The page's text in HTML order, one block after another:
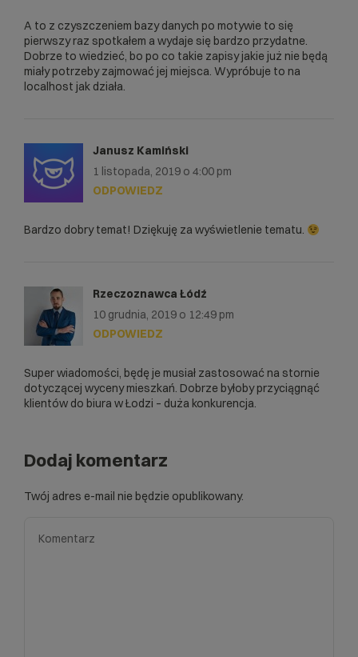
A to z czyszczeniem bazy danych po motywie to się
pierwszy raz spotkałem a wydaje się bardzo przydatne.
Dobrze to wiedzieć, bo po co takie zapisy jakie już nie będą
miały potrzeby zajmować jej miejsca. Wypróbuje to na
localhost jak działa.
Janusz Kamiński
1 listopada, 2019 o 4:00 pm
Bardzo dobry temat! Dziękuję za wyświetlenie tematu.
ODPOWIEDZ
Rzeczoznawca Łódź
10 grudnia, 2019 o 12:49 pm
Super wiadomości, będę je musiał zastosować na stornie
dotyczącej wyceny mieszkań. Dobrze byłoby przyciągnąć
klientów do biura w Łodzi – duża konkurencja.
ODPOWIEDZ
Dodaj komentarz
Twój adres e-mail nie będzie opublikowany.